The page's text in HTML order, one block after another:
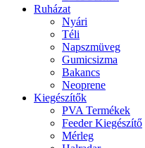
Ruházat
Nyári
Téli
Napszmüveg
Gumicsizma
Bakancs
Neoprene
Kiegészítők
PVA Termékek
Feeder Kiegészítő
Mérleg